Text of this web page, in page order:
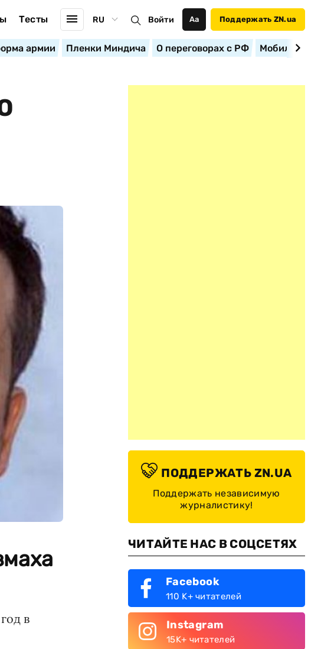
Тесты RU Войти Аа Поддержать ZN.ua
армии Пленки Миндича О переговорах с РФ
в
ПОДДЕРЖАТЬ ZN.UA
Поддержать независимую
журналистику!
ЧИТАЙТЕ НАС В СОЦСЕТЯХ
Facebook
110 K+ читателей
Instagram
15K+ читателей